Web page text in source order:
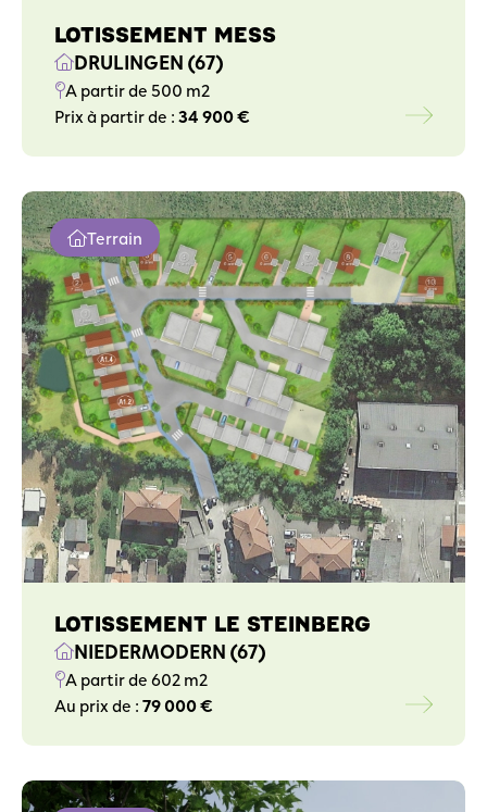
LOTISSEMENT MESS
DRULINGEN (67)
A partir de 500 m2
Prix à partir de :34 900 €
Terrain
LOTISSEMENT LE STEINBERG
NIEDERMODERN (67)
A partir de 602 m2
Au prix de :79 000 €